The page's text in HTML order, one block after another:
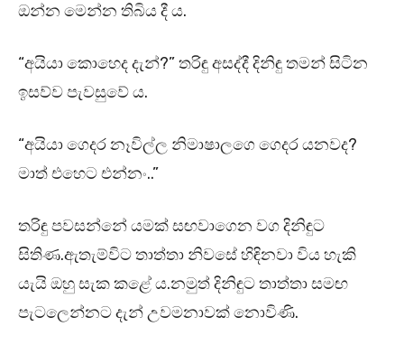
ඔන්න මෙන්න තිබිය දී ය.
“අයියා කොහෙද දැන්?” තරිඳු අසද්දී දිනිඳු තමන් සිටින
ඉසව්ව පැවසුවේ ය.
“අයියා ගෙදර නෑවිල්ල නිමාෂාලගෙ ගෙදර යනවද?
මාත් එහෙට එන්නං..”
තරිඳු පවසන්නේ යමක් සඟවාගෙන වග දිනිඳුට
සිතිණ.ඇතැම්විට තාත්තා නිවසේ හිඳිනවා විය හැකි
යැයි ඔහු සැක කළේ ය.නමුත් දිනිඳුට තාත්තා සමඟ
පැටලෙන්නට දැන් උවමනාවක් නොවිණි.